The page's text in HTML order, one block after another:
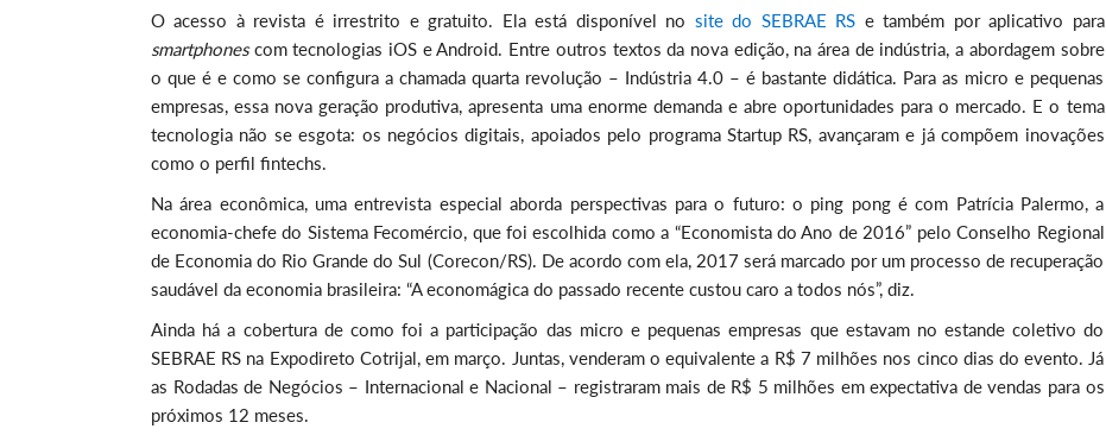
O acesso à revista é irrestrito e gratuito. Ela está disponível no site do SEBRAE RS e também por aplicativo para
smartphonescom tecnologias iOS e Android. Entre outros textos da nova edição, na área de indústria, a abordagem sobre
o que é e como se configura a chamada quarta revolução – Indústria 4.0 – é bastante didática. Para as micro e pequenas
empresas, essa nova geração produtiva, apresenta uma enorme demanda e abre oportunidades para o mercado. E o tema
tecnologia não se esgota: os negócios digitais, apoiados pelo programa Startup RS, avançaram e já compõem inovações
como o perfil fintechs.
Na área econômica, uma entrevista especial aborda perspectivas para o futuro: o ping pong é com Patrícia Palermo, a
economia-chefe do Sistema Fecomércio, que foi escolhida como a “Economista do Ano de 2016” pelo Conselho Regional
de Economia do Rio Grande do Sul (Corecon/RS). De acordo com ela, 2017 será marcado por um processo de recuperação
saudável da economia brasileira: “A economágica do passado recente custou caro a todos nós”, diz.
Ainda há a cobertura de como foi a participação das micro e pequenas empresas que estavam no estande coletivo do
SEBRAE RS na Expodireto Cotrijal, em março. Juntas, venderam o equivalente a R$ 7 milhões nos cinco dias do evento. Já
as Rodadas de Negócios – Internacional e Nacional – registraram mais de R$ 5 milhões em expectativa de vendas para os
próximos 12 meses.